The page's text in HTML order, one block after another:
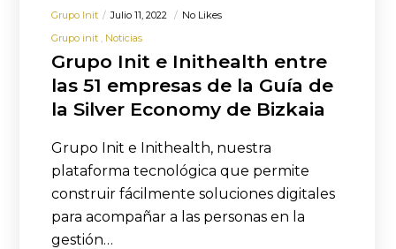
Grupo Init Julio 11, 2022
No Likes
Grupo init
Noticias
Grupo Init e Inithealth entre
las 51 empresas de la Guía de
la Silver Economy de Bizkaia
Grupo Init e Inithealth, nuestra
plataforma tecnológica que permite
construir fácilmente soluciones digitales
para acompañar a las personas en la
gestión…